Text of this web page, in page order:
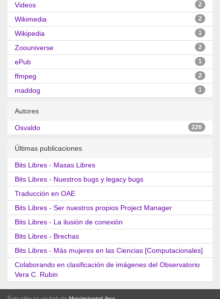
Videos 2
Wikimedia 2
Wikipedia 1
Zoouniverse 2
ePub 1
ffmpeg 2
maddog 1
Autores
Osvaldo 226
Últimas publicaciones
Bits Libres - Masas Libres
Bits Libres - Nuestros bugs y legacy bugs
Traducción en OAE
Bits Libres - Ser nuestros propios Project Manager
Bits Libres - La ilusión de conexión
Bits Libres - Brechas
Bits Libres - Más mujeres en las Ciencias [Computacionales]
Colaborando en clasificación de imágenes del Observatorio
Vera C. Rubin